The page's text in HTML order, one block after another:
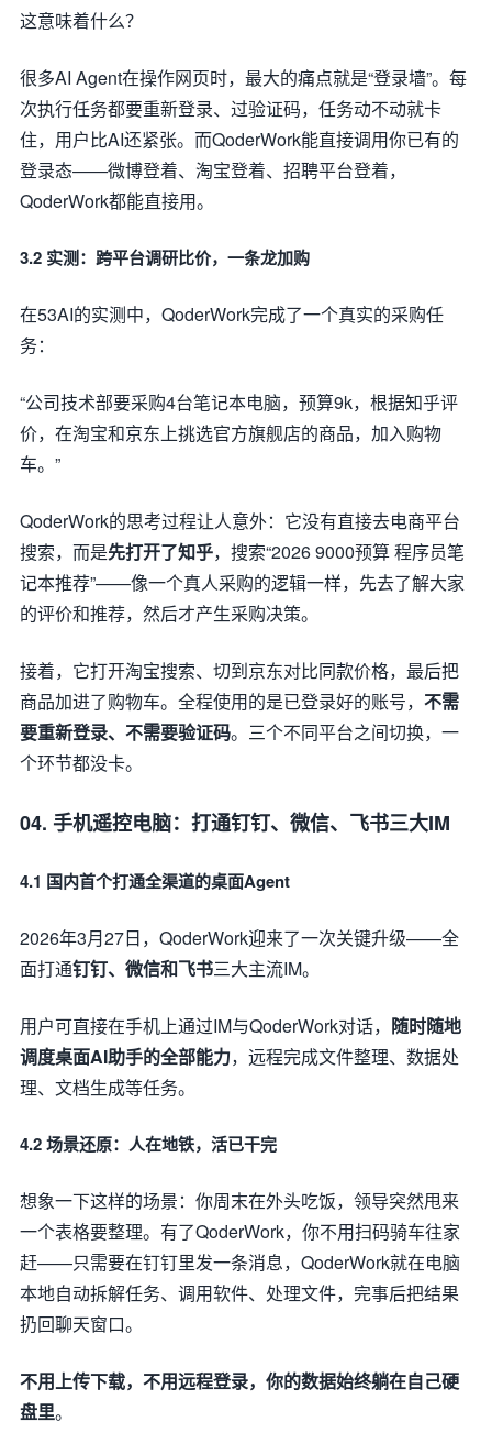
这意味着什么？
很多AI Agent在操作网页时，最大的痛点就是“登录墙”。每
次执行任务都要重新登录、过验证码，任务动不动就卡
住，用户比AI还紧张。而QoderWork能直接调用你已有的
登录态——微博登着、淘宝登着、招聘平台登着，
QoderWork都能直接用。
3.2 实测：跨平台调研比价，一条龙加购
在53AI的实测中，QoderWork完成了一个真实的采购任
务：
“公司技术部要采购4台笔记本电脑，预算9k，根据知乎评
价，在淘宝和京东上挑选官方旗舰店的商品，加入购物
车。”
QoderWork的思考过程让人意外：它没有直接去电商平台
搜索，而是先打开了知乎，搜索“2026 9000预算 程序员笔
记本推荐”——像一个真人采购的逻辑一样，先去了解大家
的评价和推荐，然后才产生采购决策。
接着，它打开淘宝搜索、切到京东对比同款价格，最后把
商品加进了购物车。全程使用的是已登录好的账号， 不需
要重新登录、不需要验证码。三个不同平台之间切换，一
个环节都没卡。
04. 手机遥控电脑：打通钉钉、微信、飞书三大IM
4.1 国内首个打通全渠道的桌面Agent
2026年3月27日，QoderWork迎来了一次关键升级——全
面打通钉钉、微信和飞书三大主流IM。
用户可直接在手机上通过IM与QoderWork对话， 随时随地
调度桌面AI助手的全部能力，远程完成文件整理、数据处
理、文档生成等任务。
4.2 场景还原：人在地铁，活已干完
想象一下这样的场景：你周末在外头吃饭，领导突然甩来
一个表格要整理。有了QoderWork，你不用扫码骑车往家
赶——只需要在钉钉里发一条消息，QoderWork就在电脑
本地自动拆解任务、调用软件、处理文件，完事后把结果
扔回聊天窗口。
不用上传下载，不用远程登录，你的数据始终躺在自己硬
盘里。